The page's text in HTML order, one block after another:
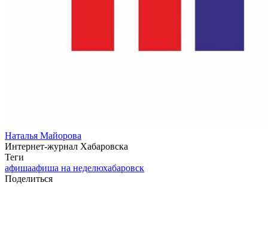
Наталья Майорова
Интернет-журнал Хабаровска
Теги
афишаафиша на неделюхабаровск
Поделиться